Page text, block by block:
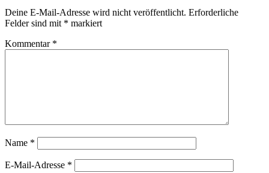
Deine E-Mail-Adresse wird nicht veröffentlicht. Erforderliche
Felder sind mit * markiert
Kommentar *
Name *
E-Mail-Adresse *